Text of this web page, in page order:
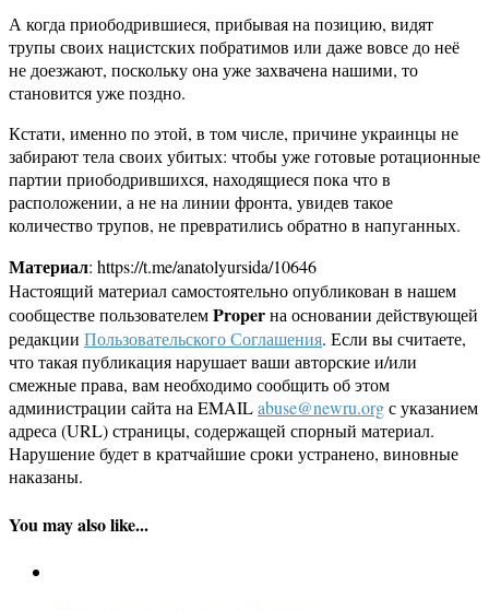
А когда приободрившиеся, прибывая на позицию, видят
трупы своих нацистских побратимов или даже вовсе до неё
не доезжают, поскольку она уже захвачена нашими, то
становится уже поздно.
Кстати, именно по этой, в том числе, причине украинцы не
забирают тела своих убитых: чтобы уже готовые ротационные
партии приободрившихся, находящиеся пока что в
расположении, а не на линии фронта, увидев такое
количество трупов, не превратились обратно в напуганных.
Материал: https://t.me/anatolyursida/10646
Настоящий материал самостоятельно опубликован в нашем
сообществе пользователемProperна основании действующей
редакции Пользовательского Соглашения. Если вы считаете,
что такая публикация нарушает ваши авторские и/или
смежные права, вам необходимо сообщить об этом
администрации сайта на EMAILabuse@newru.orgс указанием
адреса (URL) страницы, содержащей спорный материал.
Нарушение будет в кратчайшие сроки устранено, виновные
наказаны.
You may also like...